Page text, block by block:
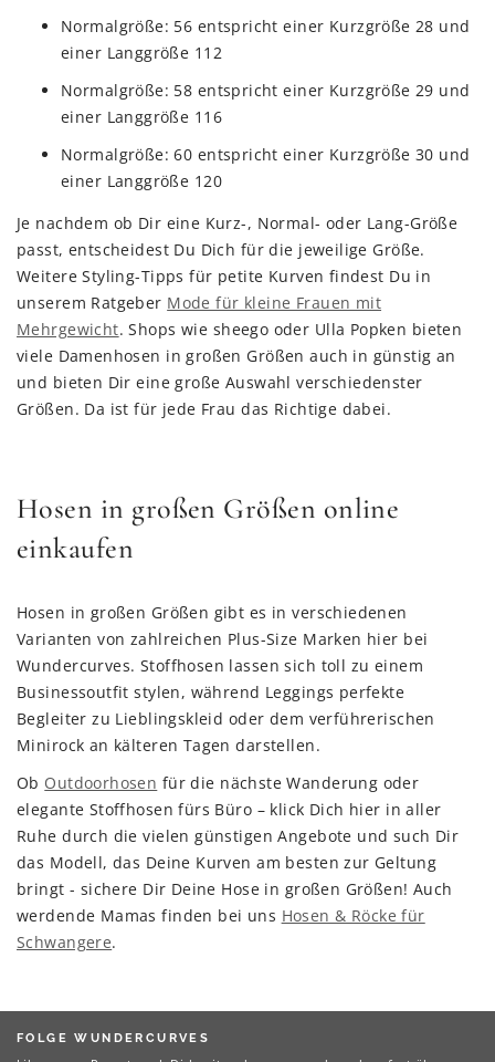
Normalgröße: 56 entspricht einer Kurzgröße 28 und
einer Langgröße 112
Normalgröße: 58 entspricht einer Kurzgröße 29 und
einer Langgröße 116
Normalgröße: 60 entspricht einer Kurzgröße 30 und
einer Langgröße 120
Je nachdem ob Dir eine Kurz-, Normal- oder Lang-Größe
passt, entscheidest Du Dich für die jeweilige Größe.
Weitere Styling-Tipps für petite Kurven findest Du in
unserem Ratgeber Mode für kleine Frauen mit
Mehrgewicht. Shops wie sheego oder Ulla Popken bieten
viele Damenhosen in großen Größen auch in günstig an
und bieten Dir eine große Auswahl verschiedenster
Größen. Da ist für jede Frau das Richtige dabei.
Hosen in großen Größen online
einkaufen
Hosen in großen Größen gibt es in verschiedenen
Varianten von zahlreichen Plus-Size Marken hier bei
Wundercurves. Stoffhosen lassen sich toll zu einem
Businessoutfit stylen, während Leggings perfekte
Begleiter zu Lieblingskleid oder dem verführerischen
Minirock an kälteren Tagen darstellen.
Ob Outdoorhosen für die nächste Wanderung oder
elegante Stoffhosen fürs Büro – klick Dich hier in aller
Ruhe durch die vielen günstigen Angebote und such Dir
das Modell, das Deine Kurven am besten zur Geltung
bringt - sichere Dir Deine Hose in großen Größen! Auch
werdende Mamas finden bei uns Hosen & Röcke für
Schwangere.
FOLGE WUNDERCURVES